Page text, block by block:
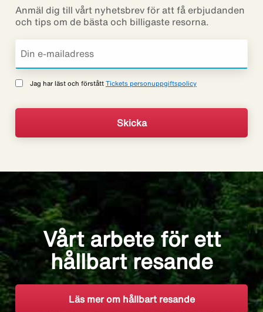
Anmäl dig till vårt nyhetsbrev för att få erbjudanden
och tips om de bästa och billigaste resorna.
Jag har läst och förstått Tickets personuppgiftspolicy
Vårt arbete för ett
hållbart resande
Läs mer om hållbart resande